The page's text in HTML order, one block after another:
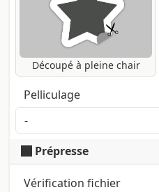
Découpé à pleine chair
Pelliculage
Prépresse
Vérification fichier